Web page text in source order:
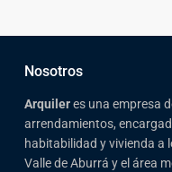
Nosotros
Arqui leres una empresa
arrendamientos,
habitabilidad y vivienda a
Valle de Aburrá y el área